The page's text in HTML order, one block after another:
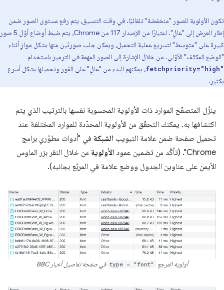
تكون الأولوية للصور "منخفضة" تلقائيًا. في وقت التنسيق، يتم رفع مستوى الصور ضمن
إطار العرض إلى "عالٍ". اعتبارًا من الإصدار 117 من Chrome، يتم ضبط أوضاع أوّل 5 صور
كبيرة على "متوسط" لتسريع عملية التحميل، ويمكن جلب صورتَين منها بشكل موازٍ أثناء
"الوضع المكثّف" الأوّلي. من خلال الإشارة إلى الصور المهمة في الترميز باستخدام
fetchpriority="high"، يمكنهم البدء من "عالٍ" على الفور وتحميلها بشكل أسرع
بكثير.
ينزِّل المتصفّح الموارد ذات الأولوية المحسوبة نفسها بالترتيب الذي يتم
اكتشافها به. يمكنك التحقّق من الأولوية المحدّدة للموارد المختلفة عند
تحميل صفحة ضمن علامة التبويب الشبكة في "أدوات مطوّري برامج
Chrome". (تأكَّد من تضمين عمود
الأولوية من خلال النقر بزر الماوس
الأيمن على عناوين الجدول ووضع علامة في المربّع بجانبه).
أولوية المرجع type = "font" في صفحة تفاصيل أخبار BBC